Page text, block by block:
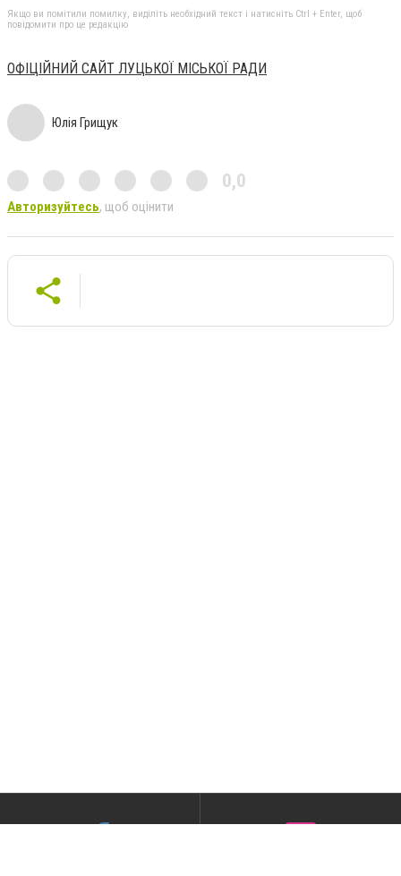
Якщо ви помітили помилку, виділіть необхідний текст і натисніть Ctrl + Enter, щоб
повідомити про це редакцію
ОФІЦІЙНИЙ САЙТ ЛУЦЬКОЇ МІСЬКОЇ РАДИ
Юлія Грищук
0,0
Авторизуйтесь, щоб оцінити